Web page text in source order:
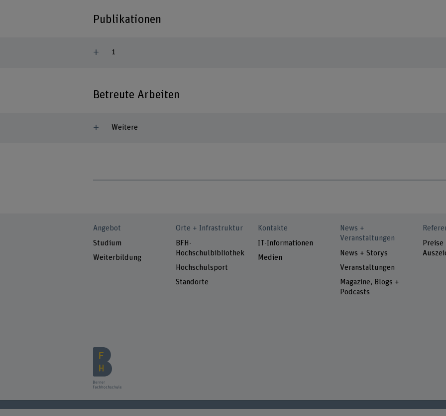
Publikationen
1
Betreute Arbeiten
Weitere
Angebot
Studium
Weiterbildung
Orte + Infrastruktur
BFH-
Hochschulbibliothek
Hochschulsport
Standorte
Kontakte
IT-Informationen
Medien
News +
Veranstaltungen
News + Storys
Veranstaltungen
Magazine, Blogs +
Podcasts
Preise